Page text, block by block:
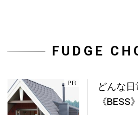
FUDGE
どんな
《BESS